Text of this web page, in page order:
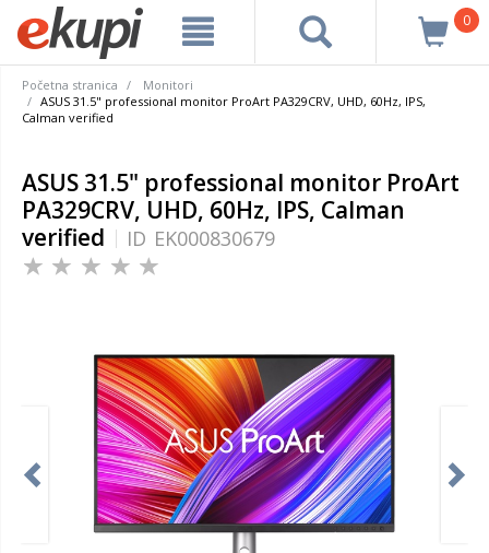
0
Početna stranica
Monitori
ASUS 31.5" professional monitor ProArt PA329CRV, UHD, 60Hz, IPS,
Calman verified
ASUS 31.5" professional monitor ProArt
PA329CRV, UHD, 60Hz, IPS, Calman
verified
ID EK000830679